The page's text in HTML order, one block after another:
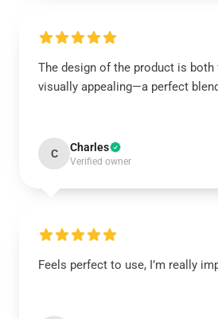
The design of the product is both
visually appealing—a perfect
C Charles
Verified owner
Feels perfect to use, I’m really